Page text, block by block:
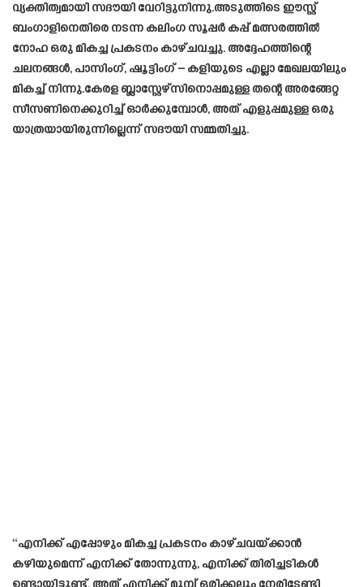
വ്യക്തിത്വമായി സദൗയി വേറിട്ടുനിന്നു.അടുത്തിടെ ഈസ്റ്റ്
ബംഗാളിനെതിരെ നടന്ന കലിംഗ സൂപ്പർ കപ്പ് മത്സരത്തിൽ
നോഹ ഒരു മികച്ച പ്രകടനം കാഴ്ചവച്ചു. അദ്ദേഹത്തിന്റെ
ചലനങ്ങൾ, പാസിംഗ്, ഷൂട്ടിംഗ് – കളിയുടെ എല്ലാ മേഖലയിലും
മികച്ച് നിന്നു.കേരള ബ്ലാസ്റ്റേഴ്‌സിനൊപ്പമുള്ള തന്റെ അരങ്ങേറ്റ
സീസണിനെക്കുറിച്ച് ഓർക്കുമ്പോൾ, അത് എളുപ്പമുള്ള ഒരു
യാത്രയായിരുന്നില്ലെന്ന് സദൗയി സമ്മതിച്ചു.
“എനിക്ക് എപ്പോഴും മികച്ച പ്രകടനം കാഴ്ചവയ്ക്കാൻ
കഴിയുമെന്ന് എനിക്ക് തോന്നുന്നു, എനിക്ക് തിരിച്ചടികൾ